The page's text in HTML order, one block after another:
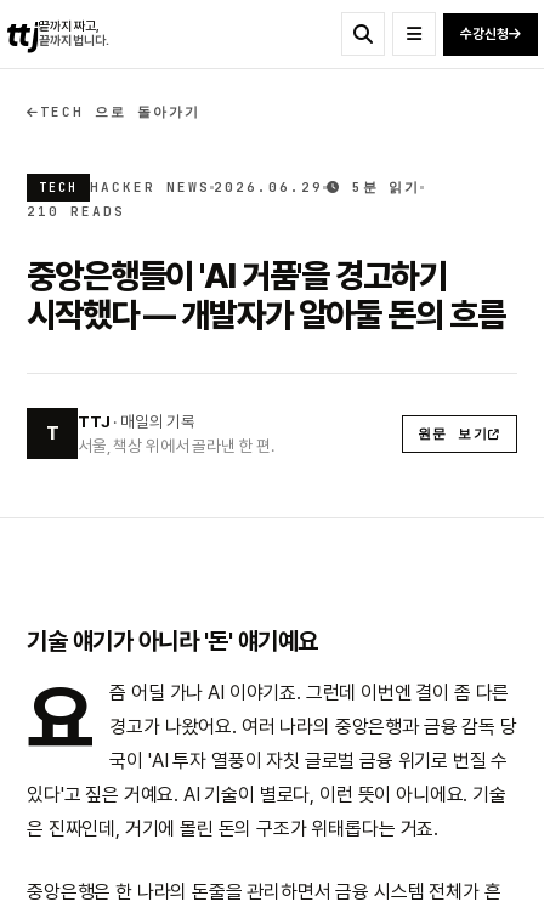
ttj끝까지 짜고,
끝까지 법니다.
수강신청
TECH 으로 돌아가기
TECH HACKER NEWS 2026.06.29
5분 읽기
210 READS
중앙은행들이 'AI 거품'을 경고하기
시작했다 — 개발자가 알아둘 돈의 흐름
T
TTJ · 매일의 기록
서울, 책상 위에서 골라낸 한 편.
원문 보기
기술 얘기가 아니라 '돈' 얘기예요
요
즘 어딜 가나 AI 이야기죠. 그런데 이번엔 결이 좀 다른
경고가 나왔어요. 여러 나라의 중앙은행과 금융 감독 당
국이 'AI 투자 열풍이 자칫 글로벌 금융 위기로 번질 수
있다'고 짚은 거예요. AI 기술이 별로다, 이런 뜻이 아니에요. 기술
은 진짜인데, 거기에 몰린 돈의 구조가 위태롭다는 거죠.
중앙은행은 한 나라의 돈줄을 관리하면서 금융 시스템 전체가 흔